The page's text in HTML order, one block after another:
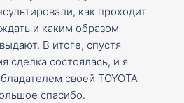
как проходит
и каким образом
В итоге, спустя
сделка состоялась, и я
своей TOYOTA
спасибо.